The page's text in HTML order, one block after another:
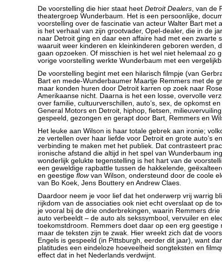
De voorstelling die hier staat heet Detroit Dealers, van de
theatergroep Wunderbaum. Het is een persoonlijke,
voorstelling over de fascinatie van acteur Walter Bart met
is het verhaal van zijn grootvader, Opel-dealer, die in de
naar Detroit ging en daar een affaire had met een zwarte
waaruit weer kinderen en kleinkinderen geboren werden,
gaan opzoeken. Of misschien is het wel niet helemaal zo
vorige voorstelling werkte Wunderbaum met een
De voorstelling begint met een hilarisch filmpje (van
Bart en mede-Wunderbaumer Maartje Remmers met de
maar konden huren door Detroit karren op zoek naar
Amerikaanse nicht. Daarna is het een losse, overvolle
over familie, cultuurverschillen, auto’s, sex, de opkomst
General Motors en Detroit, hiphop, fietsen,
gespeeld, gezongen en gerapt door Bart, Remmers en
Het leuke aan Wilson is haar totale gebrek aan ironie;
ze vertellen over haar liefde voor Detroit en grote auto’s
verbinding te maken met het publiek. Dat contrasteert
ironische afstand die altijd in het spel van Wunderbaum
wonderlijk gelukte tegenstelling is het hart van de
een geweldige rapbattle tussen de hakkelende,
en geestige flowvan Wilson, ondersteund door de coole
van Bo Koek, Jens Bouttery en Andrew Claes.
Daardoor neem je voor lief dat het onderwerp vrij warrig
rijkdom van de associaties ook niet echt overslaat op de
je vooral bij de drie onderbrekingen, waarin Remmers
auto verbeeldt – de auto als sekssymbool, vervuiler en
toekomstdroom. Remmers doet daar op een erg geestige
maar de teksten zijn te zwak. Hier wreekt zich dat de
Engels is gespeeld (in Pittsburgh, eerder dit jaar), want
platitudes een eindeloze hoeveelheid songteksten en
effect dat in het Nederlands verdwijnt.